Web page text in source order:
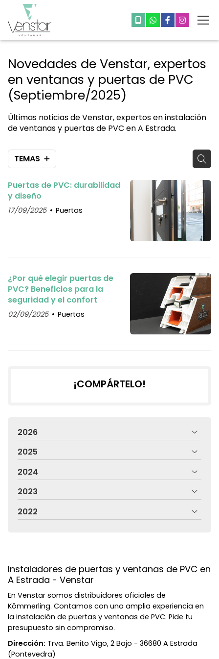
Novedades de Venstar, expertos
en ventanas y puertas de PVC
(Septiembre/2025)
Últimas noticias de Venstar, expertos en instalación
de ventanas y puertas de PVC en A Estrada.
TEMAS
Puertas de PVC: durabilidad
y diseño
17/09/2025 Puertas
¿Por qué elegir puertas de
PVC? Beneficios para la
seguridad y el confort
02/09/2025 Puertas
¡COMPÁRTELO!
2026
2025
2024
2023
2022
Instaladores de puertas y ventanas de PVC en
A Estrada - Venstar
En Venstar somos distribuidores oficiales de
Kömmerling. Contamos con una amplia experiencia en
la instalación de puertas y ventanas de PVC. Pide tu
presupuesto sin compromiso.
Dirección: Trva. Benito Vigo, 2 Bajo - 36680 A Estrada
(Pontevedra)